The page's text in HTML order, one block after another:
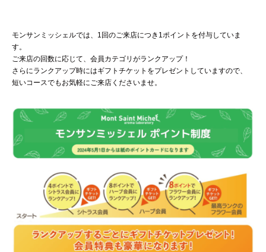
モンサンミッシェルでは、1回のご来店につき1ポイントを付与していま
す。
ご来店の回数に応じて、会員カテゴリがランクアップ！
さらにランクアップ時にはギフトチケットをプレゼントしていますので、
短いコースでもお気軽にご来店くださいませ。